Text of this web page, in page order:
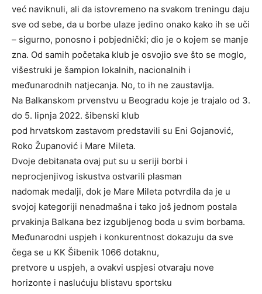
već naviknuli, ali da istovremeno na svakom treningu daju
sve od sebe, da u borbe ulaze jedino onako kako ih se uči
– sigurno, ponosno i pobjednički; dio je o kojem se manje
zna. Od samih početaka klub je osvojio sve što se moglo,
višestruki je šampion lokalnih, nacionalnih i
međunarodnih natjecanja. No, to ih ne zaustavlja.
Na Balkanskom prvenstvu u Beogradu koje je trajalo od 3.
do 5. lipnja 2022. šibenski klub
pod hrvatskom zastavom predstavili su Eni Gojanović,
Roko Županović i Mare Mileta.
Dvoje debitanata ovaj put su u seriji borbi i
neprocjenjivog iskustva ostvarili plasman
nadomak medalji, dok je Mare Mileta potvrdila da je u
svojoj kategoriji nenadmašna i tako još jednom postala
prvakinja Balkana bez izgubljenog boda u svim borbama.
Međunarodni uspjeh i konkurentnost dokazuju da sve
čega se u KK Šibenik 1066 dotaknu,
pretvore u uspjeh, a ovakvi uspjesi otvaraju nove
horizonte i naslućuju blistavu sportsku